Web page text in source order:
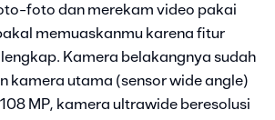
foto dan merekam video pakai
memuaskanmu karena fitur
Kamera belakangnya sudah
kamera utama (sensor wide angle)
MP, kamera ultrawide beresolusi